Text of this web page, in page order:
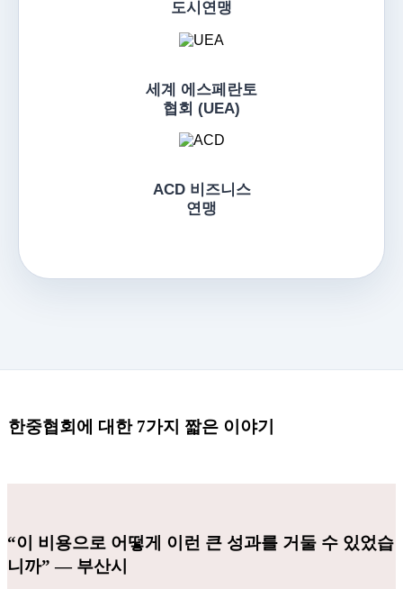
도시연맹
세계 에스페란토
협회 (UEA)
ACD 비즈니스
연맹
한중협회에 대한 7가지 짧은 이야기
“이 비용으로 어떻게 이런 큰 성과를 거둘 수 있었습
니까” ― 부산시